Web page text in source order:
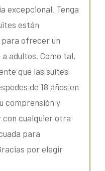
excepcional. Tenga
están
ofrecer un
adultos. Como tal,
que las suites
de 18 años en
comprensión y
con cualquier otra
para
por elegir